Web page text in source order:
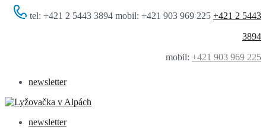
tel: +421 2 5443 3894 mobil: +421 903 969 225 +421 2 5443
3894
mobil: +421 903 969 225
newsletter
newsletter